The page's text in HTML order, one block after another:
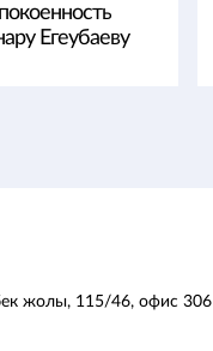
Егеубаеву
жолы, 115/46, офис 306